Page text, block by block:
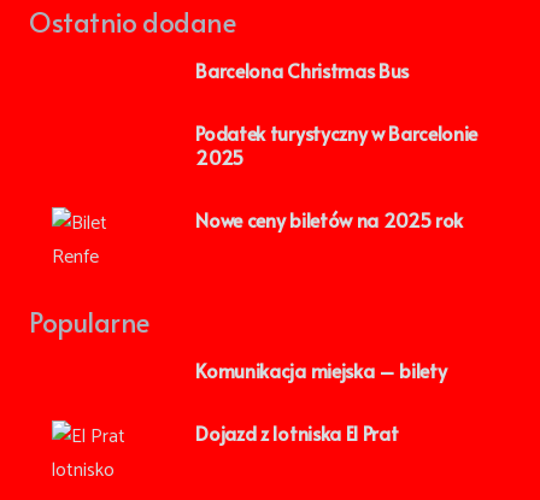
Ostatnio dodane
Barcelona Christmas Bus
Podatek turystyczny w Barcelonie
2025
Nowe ceny biletów na 2025 rok
Popularne
Komunikacja miejska – bilety
Dojazd z lotniska El Prat